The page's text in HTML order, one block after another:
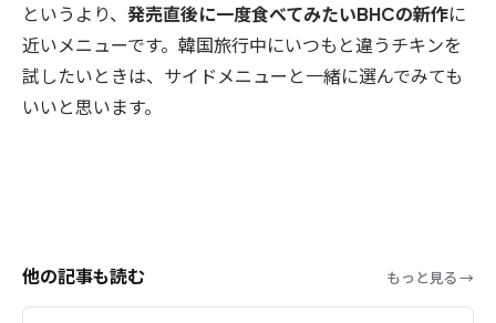
というより、 発売直後に一度食べてみたいBHCの新作に
近いメニューです。韓国旅行中にいつもと違うチキンを
試したいときは、サイドメニューと一緒に選んでみても
いいと思います。
他の記事も読む もっと見る →